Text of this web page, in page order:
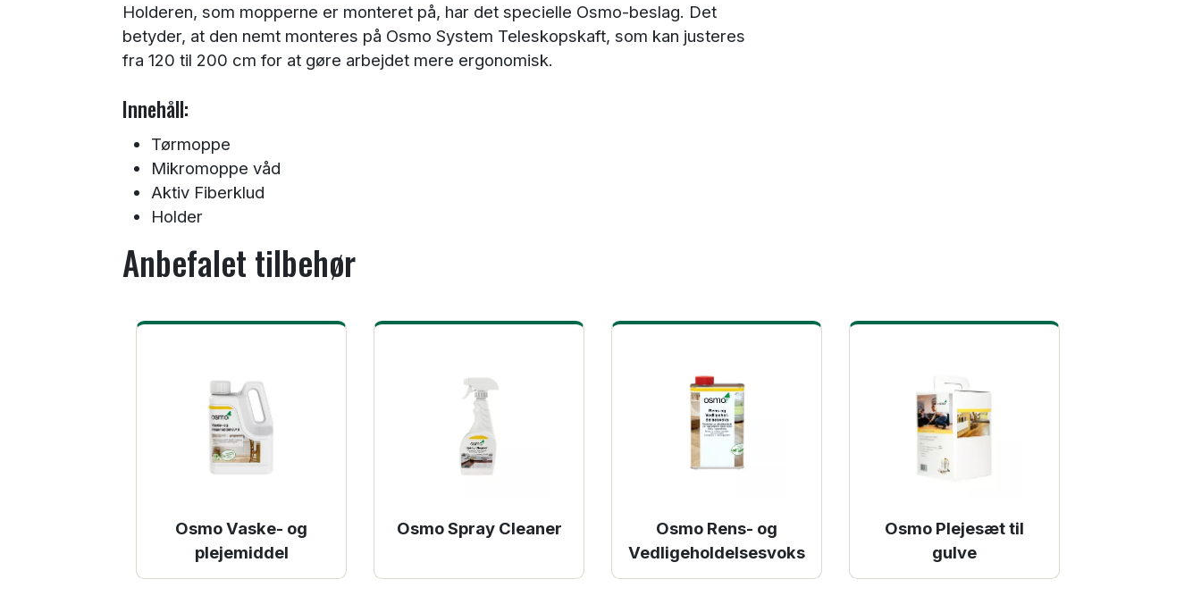
Holderen, som mopperne er monteret på, har det specielle Osmo-beslag. Det
betyder, at den nemt monteres på Osmo System Teleskopskaft, som kan justeres
fra 120 til 200 cm for at gøre arbejdet mere ergonomisk.
Innehåll:
Tørmoppe
Mikromoppe våd
Aktiv Fiberklud
Holder
Anbefalet tilbehør
Osmo Vaske- og
plejemiddel
Osmo Spray Cleaner
Osmo Rens- og
Vedligeholdelsesvoks
Osmo Plejesæt til
gulve